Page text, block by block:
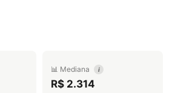
📊 Mediana i
R$ 2.314